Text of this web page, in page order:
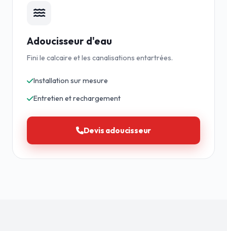
Adoucisseur d'eau
Fini le calcaire et les canalisations entartrées.
Installation sur mesure
Entretien et rechargement
Devis adoucisseur